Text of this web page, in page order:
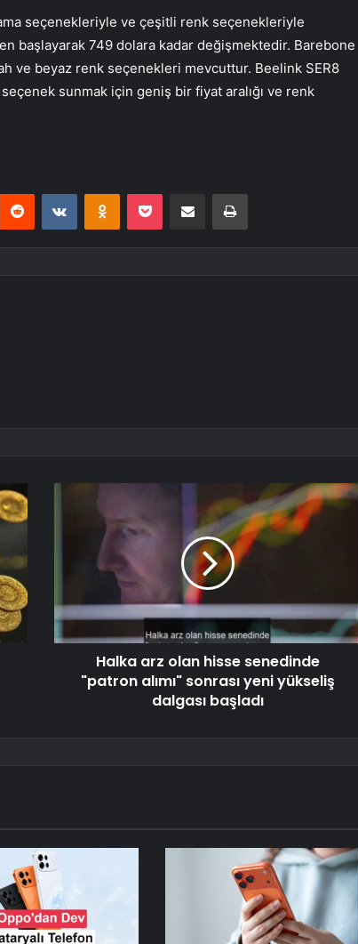
seçenekleriyle ve çeşitli renk seçenekleriyle
başlayarak 749 dolara kadar değişmektedir. Barebone
ve beyaz renk seçenekleri mevcuttur. Beelink SER8
sunmak için geniş bir fiyat aralığı ve renk
Reddit VKontakteOdnoklassniki
Pocket E-Posta ile paylaş Yazdır
Halka arz olan hisse senedinde
"patron alımı" sonrası yeni yükseliş
dalgası başladı